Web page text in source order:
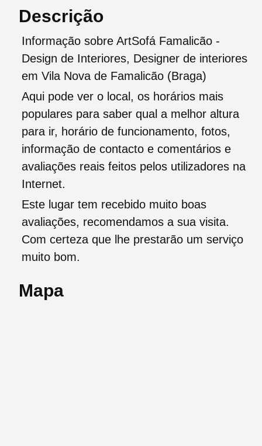
Descrição
Informação sobre ArtSofá Famalicão -
Design de Interiores, Designer de interiores
em Vila Nova de Famalicão (Braga)
Aqui pode ver o local, os horários mais
populares para saber qual a melhor altura
para ir, horário de funcionamento, fotos,
informação de contacto e comentários e
avaliações reais feitos pelos utilizadores na
Internet.
Este lugar tem recebido muito boas
avaliações, recomendamos a sua visita.
Com certeza que lhe prestarão um serviço
muito bom.
Mapa